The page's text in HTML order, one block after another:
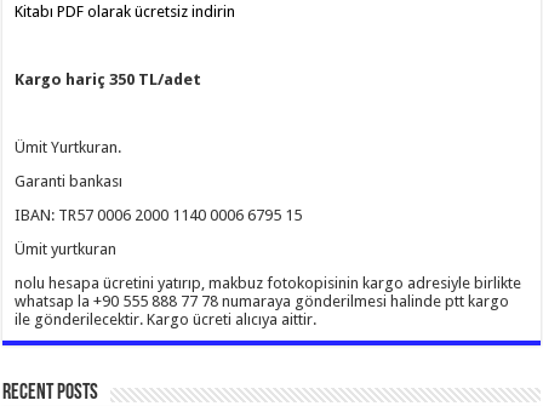
Kitabı PDF olarak ücretsiz indirin
Kargo hariç 350 TL/adet
Ümit Yurtkuran.
Garanti bankası
IBAN: TR57 0006 2000 1140 0006 6795 15
Ümit yurtkuran
nolu hesapa ücretini yatırıp, makbuz fotokopisinin kargo adresiyle birlikte
whatsap la +90 555 888 77 78 numaraya gönderilmesi halinde ptt kargo
ile gönderilecektir. Kargo ücreti alıcıya aittir.
Recent Posts